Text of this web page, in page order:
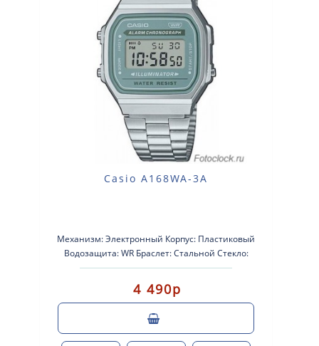
Casio A168WA-3A
Механизм: Электронный Корпус: Пластиковый
Водозащита: WR Браслет: Стальной Стекло:
Стеклопластик Подсветка: Микро..
4 490р